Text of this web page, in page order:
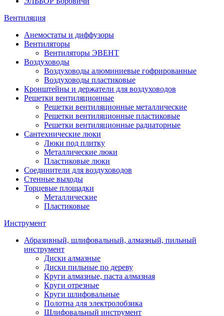
Вентиляция
Анемостаты и диффузоры
Вентиляторы
Вентиляторы ЭВЕНТ
Воздуховоды
Воздуховоды алюминиевые гофрированные
Воздуховоды пластиковые
Кронштейны и держатели для воздуховодов
Решетки вентиляционные
Решетки вентиляционные металлические
Решетки вентиляционные пластиковые
Решетки вентиляционные радиаторные
Сантехнические люки
Люки под плитку
Металлические люки
Пластиковые люки
Соединители для воздуховодов
Стенные выходы
Торцевые площадки
Металлические
Пластиковые
Инструмент
Абразивный, шлифовальный, алмазный, пильный
инструмент
Диски алмазные
Диски пильные по дереву
Круги алмазные, паста алмазная
Круги отрезные
Круги шлифовальные
Полотна для электролобзика
Шлифовальный инструмент